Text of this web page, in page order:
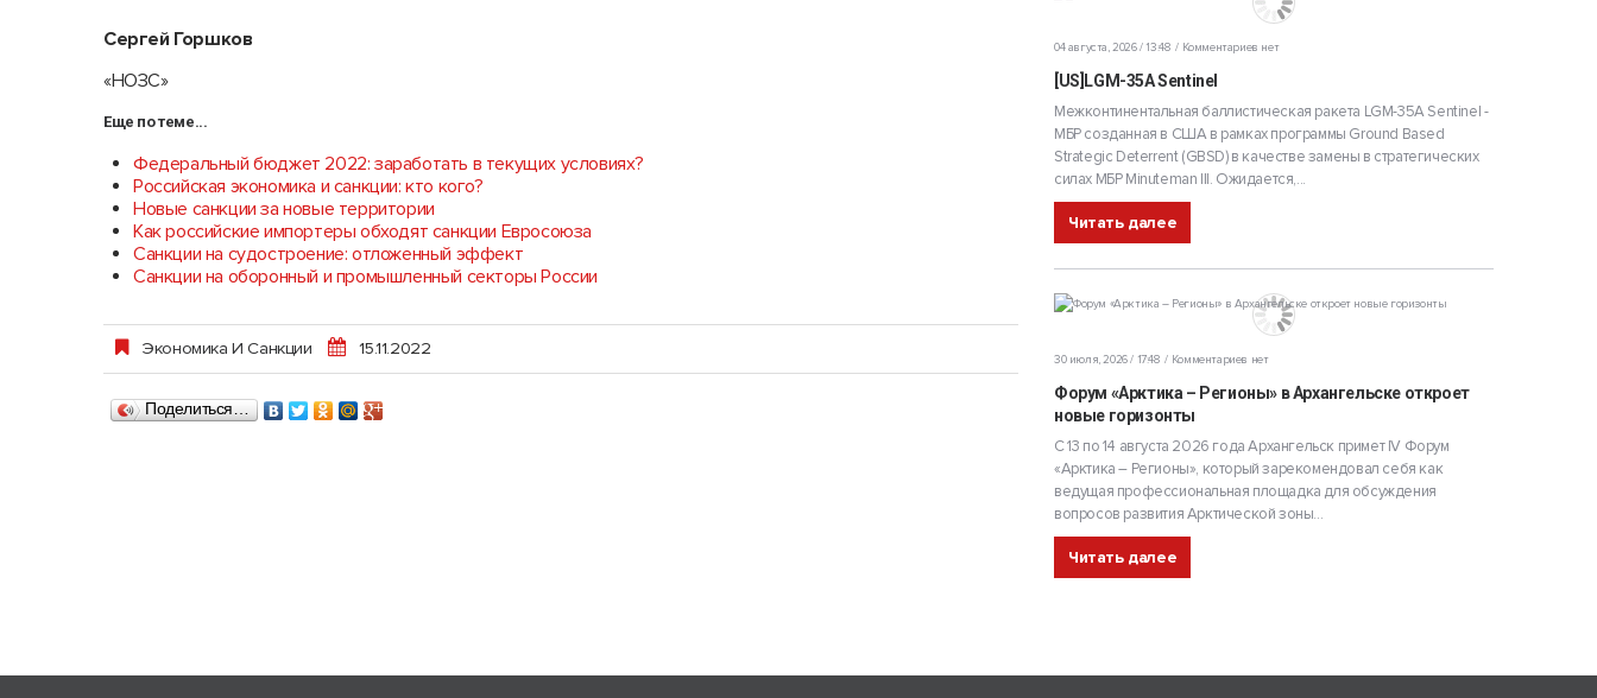
Сергей Горшков
«НОЗС»
Еще по теме...
Федеральный бюджет 2022: заработать в текущих условиях?
Российская экономика и санкции: кто кого?
Новые санкции за новые территории
Как российские импортеры обходят санкции Евросоюза
Санкции на судостроение: отложенный эффект
Санкции на оборонный и промышленный секторы России
Экономика И Санкции 15.11.2022
Поделиться…
04 августа, 2026 / 13:48 Комментариев нет
[US]LGM-35A Sentinel
Межконтинентальная баллистическая ракета LGM-35A Sentinel -
МБР созданная в США в рамках программы Ground Based
Strategic Deterrent (GBSD) в качестве замены в стратегических
силах МБР Minuteman III. Ожидается,...
Читать далее
30 июля, 2026 / 17:48 Комментариев нет
Форум «Арктика – Регионы» в Архангельске откроет
новые горизонты
С 13 по 14 августа 2026 года Архангельск примет IV Форум
«Арктика – Регионы», который зарекомендовал себя как
ведущая профессиональная площадка для обсуждения
вопросов развития Арктической зоны...
Читать далее